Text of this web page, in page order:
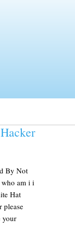
By Not
am i i
Hat
please
your